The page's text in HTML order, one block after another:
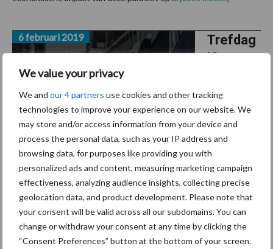
We value your privacy
We and our 4 partners use cookies and other tracking
technologies to improve your experience on our website. We
may store and/or access information from your device and
process the personal data, such as your IP address and
browsing data, for purposes like providing you with
personalized ads and content, measuring marketing campaign
effectiveness, analyzing audience insights, collecting precise
geolocation data, and product development. Please note that
your consent will be valid across all our subdomains. You can
change or withdraw your consent at any time by clicking the
“Consent Preferences” button at the bottom of your screen.
zoekt
Trefdag
‘Over
en
kalfjes’
kiest
voor
tweejaar
lijkse frequentie
6 februari 2019
Voor de eerste editie van ‘Over koetjes en kalfjes’ zakten 140
melkveehouders op 1 februari 2019 af naar Inagro te Beitem. …
[Lees meer...]overTrefdag